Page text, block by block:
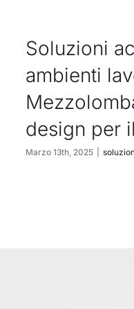
Soluzioni
ambienti
design per
Marzo 13th, 2025